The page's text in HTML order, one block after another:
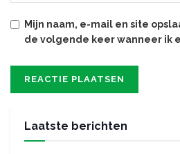
Mijn naam, e-mail en site
de volgende keer wanneer ik
Laatste berichten